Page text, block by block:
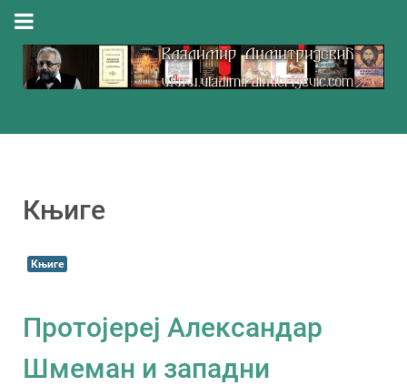
Књиге
Књиге
Протојереј Александар
Шмеман и западни